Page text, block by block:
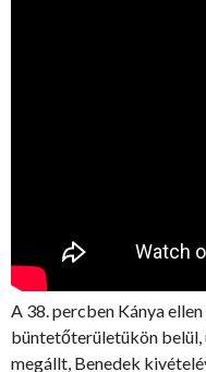
A 38. percben Kánya
büntetőterületükön belül,
megállt, Benedek